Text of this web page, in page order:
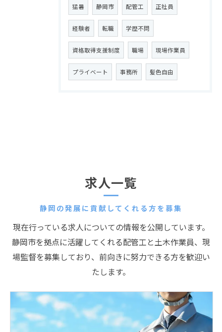
猛暑 静岡市 配管工 正社員
経験者 転職 学歴不問
資格取得支援制度 職場 現場作業員
プライベート 事務所 髪色自由
静岡の発展に貢献してくれる方を募集
求人一覧
現在行っている求人についての情報を公開しています。
静岡市を拠点に活躍してくれる配管工と土木作業員、現
場監督を募集しており、前向きに努力できる方を歓迎い
たします。